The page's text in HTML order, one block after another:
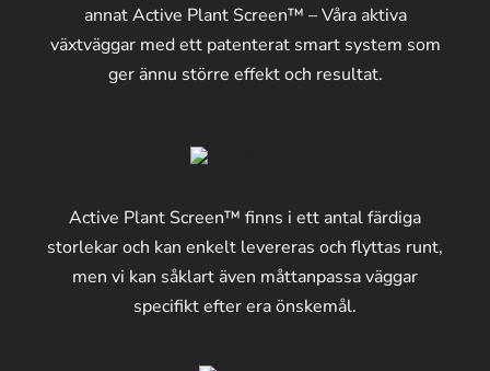
annat Active Plant Screen™ – Våra aktiva
växtväggar med ett patenterat smart system som
ger ännu större effekt och resultat.
Active Plant Screen™ finns i ett antal färdiga
storlekar och kan enkelt levereras och flyttas runt,
men vi kan såklart även måttanpassa väggar
specifikt efter era önskemål.